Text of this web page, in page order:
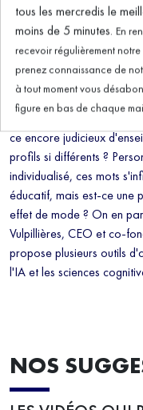
L'École du futur
les maths avec
L'école doit-elle encore
ce encore judicieux
profils si différents ?
individualisé, ces mots
éducatif, mais est-ce une
effet de mode ? On en
Vulpillières, CEO et co-
propose plusieurs outils
l'IA et les sciences
NOS
tous les mercredis le
moins de 5 minutes. En
recevoir régulièrement
prenez connaissance de
à tout moment vous
figure en bas de chaque